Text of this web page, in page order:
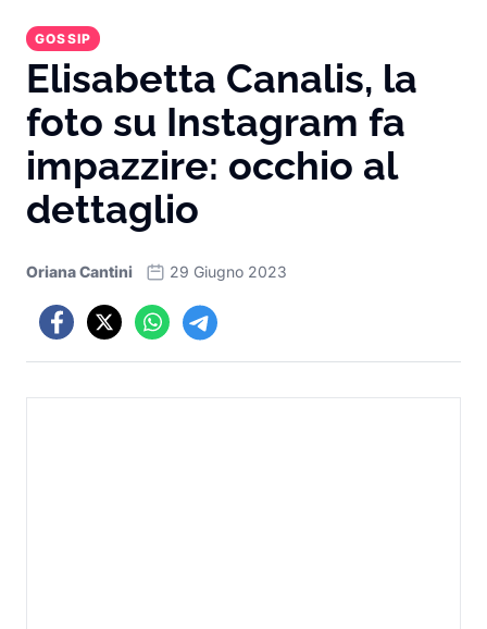
GOSSIP
Elisabetta Canalis, la
foto su Instagram fa
impazzire: occhio al
dettaglio
Oriana Cantini 29 Giugno 2023